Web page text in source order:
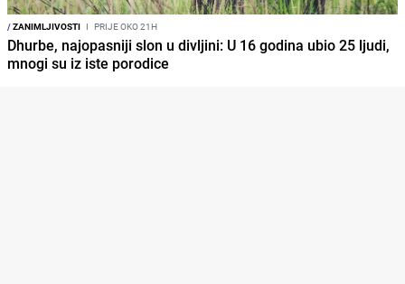
/ZANIMLJIVOSTI I PRIJE OKO 21H
Dhurbe, najopasniji slon u divljini: U 16 godina ubio 25 ljudi,
mnogi su iz iste porodice